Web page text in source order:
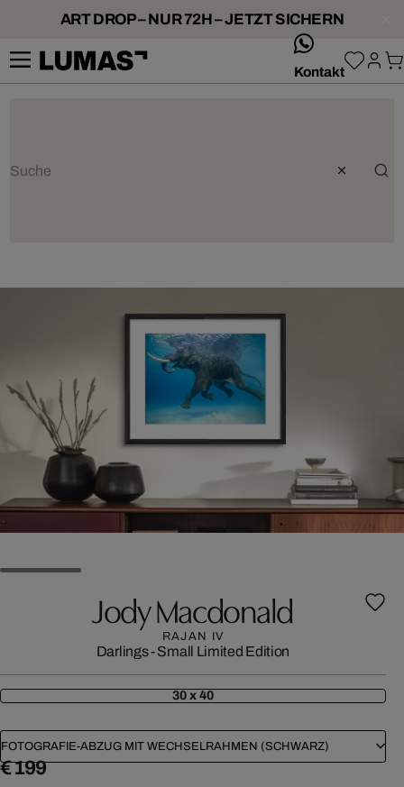
ART DROP – NUR 72H – JETZT SICHERN
Kontakt
Jody Macdonald
RAJAN IV
Darlings - Small Limited Edition
30 x 40
FOTOGRAFIE-ABZUG MIT WECHSELRAHMEN (SCHWARZ)
€ 199